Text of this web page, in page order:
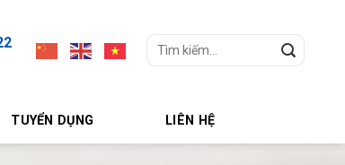
for:
TUYỂN DỤNG LIÊN HỆ